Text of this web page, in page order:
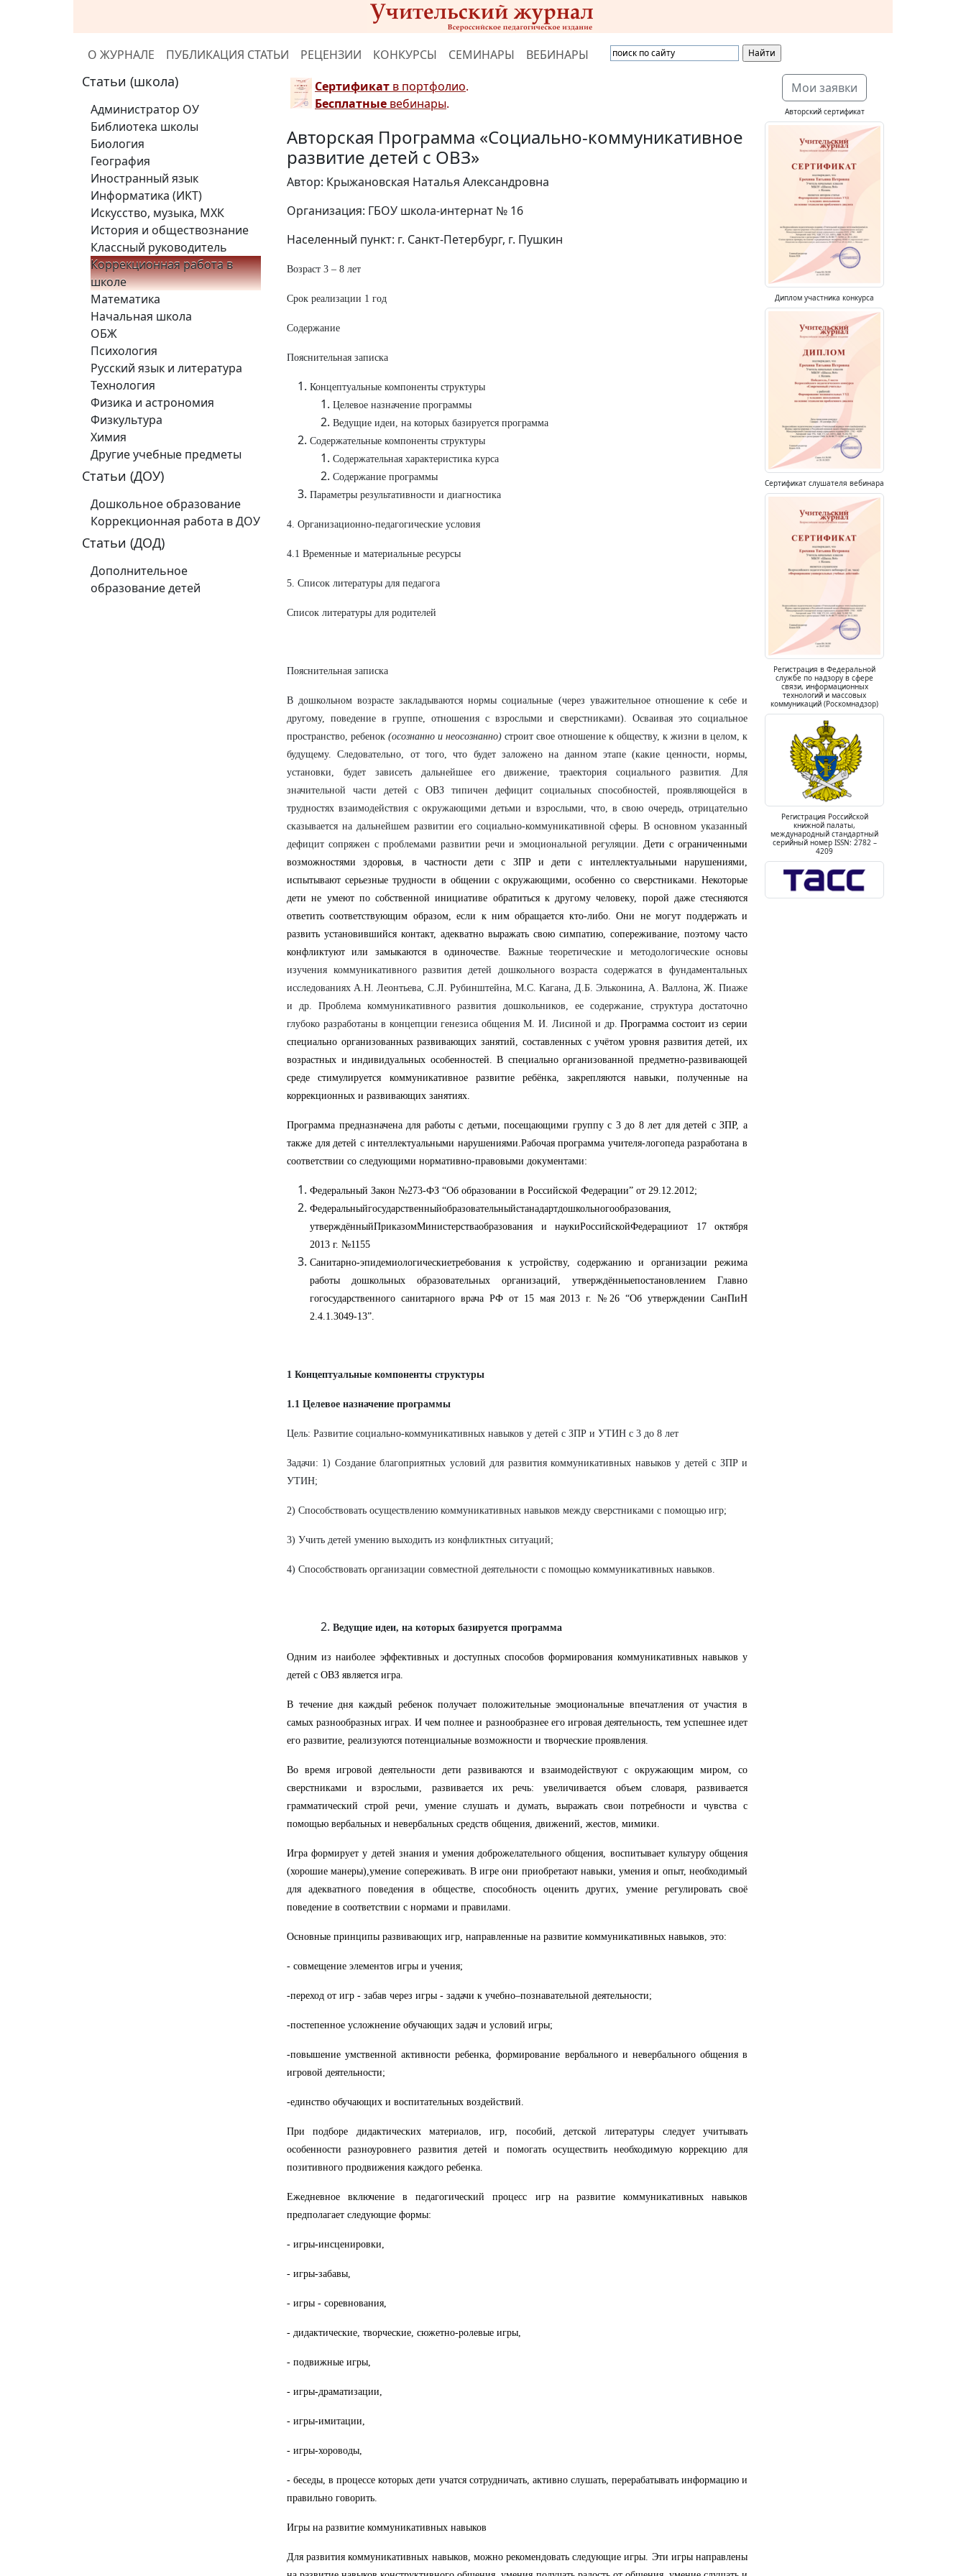
О ЖУРНАЛЕ ПУБЛИКАЦИЯ СТАТЬИ РЕЦЕНЗИИ КОНКУРСЫ СЕМИНАРЫ ВЕБИНАРЫ
Статьи (школа)
Администратор ОУ
Библиотека школы
Биология
География
Иностранный язык
Информатика (ИКТ)
Искусство, музыка, МХК
История и обществознание
Классный руководитель
Коррекционная работа в
школе
Математика
Начальная школа
ОБЖ
Психология
Русский язык и литература
Технология
Физика и астрономия
Физкультура
Химия
Другие учебные предметы
Статьи (ДОУ)
Дошкольное образование
Коррекционная работа в ДОУ
Статьи (ДОД)
Дополнительное
образование детей
Сертификат в портфолио.
Бесплатные вебинары.
Авторская Программа «Социально-коммуникативное
развитие детей с ОВЗ»
Автор: Крыжановская Наталья Александровна
Организация: ГБОУ школа-интернат № 16
Населенный пункт: г. Санкт-Петербург, г. Пушкин
Возраст 3 – 8 лет
Срок реализации 1 год
Содержание
Пояснительная записка
Концептуальные компоненты структуры
Целевое назначение программы
Ведущие идеи, на которых базируется программа
Содержательные компоненты структуры
Содержательная характеристика курса
Содержание программы
Параметры результативности и диагностика
4. Организационно-педагогические условия
4.1 Временные и материальные ресурсы
5. Список литературы для педагога
Список литературы для родителей
Пояснительная записка
В дошкольном возрасте закладываются нормы социальные (через уважительное отношение к себе и
другому, поведение в группе, отношения с взрослыми и сверстниками). Осваивая это социальное
пространство, ребенок (осознанно и неосознанно) строит свое отношение к обществу, к жизни в целом, к
будущему. Следовательно, от того, что будет заложено на данном этапе (какие ценности, нормы,
установки, будет зависеть дальнейшее его движение, траектория социального развития. Для
значительной части детей с ОВЗ типичен дефицит социальных способностей, проявляющейся в
трудностях взаимодействия с окружающими детьми и взрослыми, что, в свою очередь, отрицательно
сказывается на дальнейшем развитии его социально-коммуникативной сферы. В основном указанный
дефицит сопряжен с проблемами развитии речи и эмоциональной регуляции.Дети с ограниченными
возможностями здоровья, в частности дети с ЗПР и дети с интеллектуальными нарушениями,
испытывают серьезные трудности в общении с окружающими, особенно со сверстниками. Некоторые
дети не умеют по собственной инициативе обратиться к другому человеку, порой даже стесняются
ответить соответствующим образом, если к ним обращается кто-либо. Они не могут поддержать и
развить установившийся контакт, адекватно выражать свою симпатию, сопереживание, поэтому часто
конфликтуют или замыкаются в одиночестве. Важные теоретические и методологические основы
изучения коммуникативного развития детей дошкольного возраста содержатся в фундаментальных
исследованиях А.Н. Леонтьева, C.JI. Рубинштейна, М.С. Кагана, Д.Б. Эльконина, А. Валлона, Ж. Пиаже
и др. Проблема коммуникативного развития дошкольников, ее содержание, структура достаточно
глубоко разработаны в концепции генезиса общения М. И. Лисиной и др.Программа состоит из серии
специально организованных развивающих занятий, составленных с учётом уровня развития детей, их
возрастных и индивидуальных особенностей. В специально организованной предметно-развивающей
среде стимулируется коммуникативное развитие ребёнка, закрепляются навыки, полученные на
коррекционных и развивающих занятиях.
Программа предназначена для работы с детьми, посещающими группу с 3 до 8 лет для детей с ЗПР, а
также для детей с интеллектуальными нарушениями.Рабочая программа учителя-логопеда разработана в
соответствии со следующими нормативно-правовыми документами:
Федеральный Закон №273-ФЗ “Об образовании в Российской Федерации” от 29.12.2012;
Федеральныйгосударственныйобразовательныйстанадартдошкольногообразования,
утверждённыйПриказомМинистерстваобразования и наукиРоссийскойФедерацииот 17 октября
2013 г. №1155
Санитарно-эпидемиологическиетребования к устройству, содержанию и организации режима
работы дошкольных образовательных организаций, утверждённыепостановлением Главно
гогосударственного санитарного врача РФ от 15 мая 2013 г. №26 “Об утверждении СанПиН
2.4.1.3049-13”.
1 Концептуальные компоненты структуры
1.1 Целевое назначение программы
Цель: Развитие социально-коммуникативных навыков у детей с ЗПР и УТИН с 3 до 8 лет
Задачи: 1) Создание благоприятных условий для развития коммуникативных навыков у детей с ЗПР и
УТИН;
2) Способствовать осуществлению коммуникативных навыков между сверстниками с помощью игр;
3) Учить детей умению выходить из конфликтных ситуаций;
4) Способствовать организации совместной деятельности с помощью коммуникативных навыков.
Ведущие идеи, на которых базируется программа
Одним из наиболее эффективных и доступных способов формирования коммуникативных навыков у
детей с ОВЗ является игра.
В течение дня каждый ребенок получает положительные эмоциональные впечатления от участия в
самых разнообразных играх. И чем полнее и разнообразнее его игровая деятельность, тем успешнее идет
его развитие, реализуются потенциальные возможности и творческие проявления.
Во время игровой деятельности дети развиваются и взаимодействуют с окружающим миром, со
сверстниками и взрослыми, развивается их речь: увеличивается объем словаря, развивается
грамматический строй речи, умение слушать и думать, выражать свои потребности и чувства с
помощью вербальных и невербальных средств общения, движений, жестов, мимики.
Игра формирует у детей знания и умения доброжелательного общения, воспитывает культуру общения
(хорошие манеры),умение сопереживать. В игре они приобретают навыки, умения и опыт, необходимый
для адекватного поведения в обществе, способность оценить других, умение регулировать своё
поведение в соответствии с нормами и правилами.
Основные принципы развивающих игр, направленные на развитие коммуникативных навыков, это:
- совмещение элементов игры и учения;
-переход от игр - забав через игры - задачи к учебно–познавательной деятельности;
-постепенное усложнение обучающих задач и условий игры;
-повышение умственной активности ребенка, формирование вербального и невербального общения в
игровой деятельности;
-единство обучающих и воспитательных воздействий.
При подборе дидактических материалов, игр, пособий, детской литературы следует учитывать
особенности разноуровнего развития детей и помогать осуществить необходимую коррекцию для
позитивного продвижения каждого ребенка.
Ежедневное включение в педагогический процесс игр на развитие коммуникативных навыков
предполагает следующие формы:
- игры-инсценировки,
- игры-забавы,
- игры - соревнования,
- дидактические, творческие, сюжетно-ролевые игры,
- подвижные игры,
- игры-драматизации,
- игры-имитации,
- игры-хороводы,
- беседы, в процессе которых дети учатся сотрудничать, активно слушать, перерабатывать информацию и
правильно говорить.
Игры на развитие коммуникативных навыков
Для развития коммуникативных навыков, можно рекомендовать следующие игры. Эти игры направлены
Мои заявки
Авторский сертификат
Диплом участника конкурса
Сертификат слушателя вебинара
Регистрация в Федеральной
службе по надзору в сфере
связи, информационных
технологий и массовых
коммуникаций (Роскомнадзор)
Регистрация Российской
книжной палаты,
международный стандартный
серийный номер ISSN: 2782 –
4209